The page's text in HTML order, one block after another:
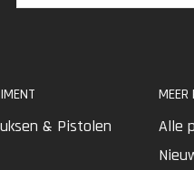
& Pistolen
MEER
Alle